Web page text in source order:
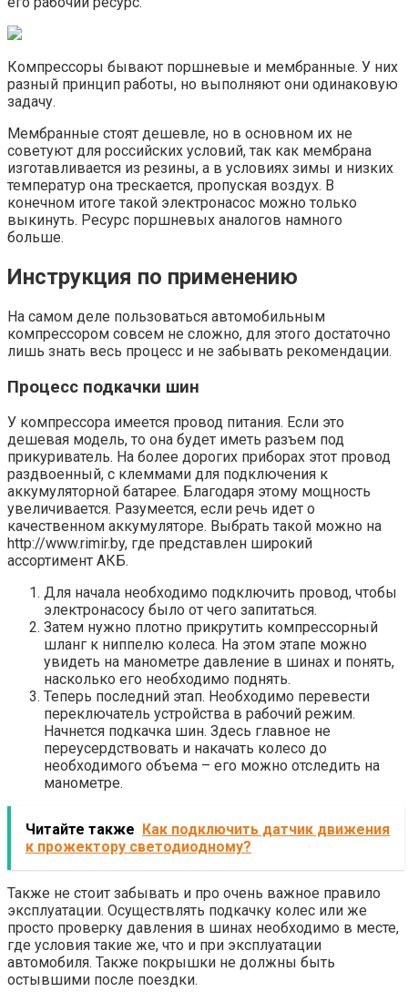
Компрессоры бывают поршневые и мембранные. У них
разный принцип работы, но выполняют они одинаковую
задачу.
Мембранные стоят дешевле, но в основном их не
советуют для российских условий, так как мембрана
изготавливается из резины, а в условиях зимы и низких
температур она трескается, пропуская воздух. В
конечном итоге такой электронасос можно только
выкинуть. Ресурс поршневых аналогов намного
больше.
Инструкция по применению
На самом деле пользоваться автомобильным
компрессором совсем не сложно, для этого достаточно
лишь знать весь процесс и не забывать рекомендации.
Процесс подкачки шин
У компрессора имеется провод питания. Если это
дешевая модель, то она будет иметь разъем под
прикуриватель. На более дорогих приборах этот провод
раздвоенный, с клеммами для подключения к
аккумуляторной батарее. Благодаря этому мощность
увеличивается. Разумеется, если речь идет о
качественном аккумуляторе. Выбрать такой можно на
http://www.rimir.by, где представлен широкий
ассортимент АКБ.
Для начала необходимо подключить провод, чтобы
электронасосу было от чего запитаться.
Затем нужно плотно прикрутить компрессорный
шланг к ниппелю колеса. На этом этапе можно
увидеть на манометре давление в шинах и понять,
насколько его необходимо поднять.
Теперь последний этап. Необходимо перевести
переключатель устройства в рабочий режим.
Начнется подкачка шин. Здесь главное не
переусердствовать и накачать колесо до
необходимого объема – его можно отследить на
манометре.
Читайте также
Как подключить датчик движения
к прожектору светодиодному?
Также не стоит забывать и про очень важное правило
эксплуатации. Осуществлять подкачку колес или же
просто проверку давления в шинах необходимо в месте,
где условия такие же, что и при эксплуатации
автомобиля. Также покрышки не должны быть
остывшими после поездки.